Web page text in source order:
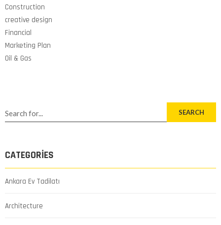
Construction
creative design
Financial
Marketing Plan
Oil & Gas
SEARCH
CATEGORIES
Ankara Ev Tadilatı
Architecture